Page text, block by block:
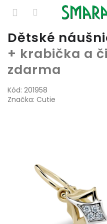
Přejít
obsah
Dětské
+ krabička a
zdarma
Kód: 201958
Značka: Cutie